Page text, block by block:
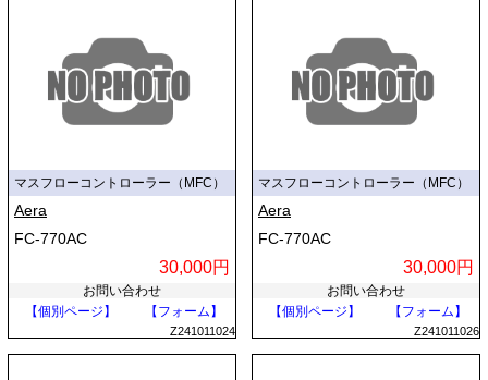
マスフローコントローラー（MFC）
Aera
FC-770AC
30,000円
お問い合わせ
【個別ページ】
【フォーム】
Z241011024
マスフローコントローラー（MFC）
Aera
FC-770AC
30,000円
お問い合わせ
【個別ページ】
【フォーム】
Z241011026